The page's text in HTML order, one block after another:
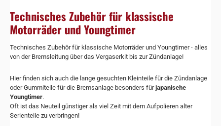
Technisches Zubehör für klassische
Motorräder und Youngtimer
Technisches Zubehör für klassische Motorräder und Youngtimer - alles
von der Bremsleitung über das Vergaserkit bis zur Zündanlage!
Hier finden sich auch die lange gesuchten Kleinteile für die Zündanlage
oder Gummiteile für die Bremsanlage besonders fürjapanische
Youngtimer.
Oft ist das Neuteil günstiger als viel Zeit mit dem Aufpolieren alter
Serienteile zu verbringen!